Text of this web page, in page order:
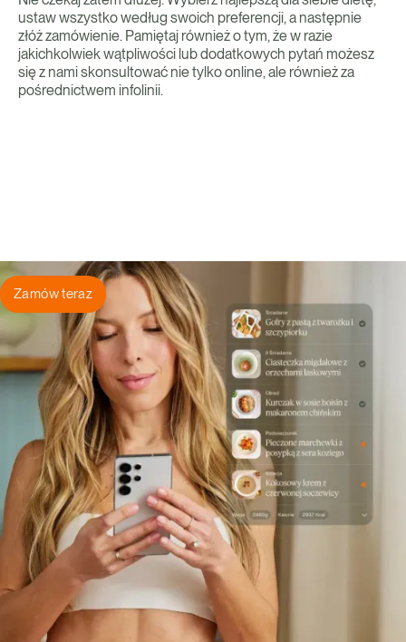
ustaw wszystko według swoich preferencji, a następnie
złóż zamówienie. Pamiętaj również o tym, że w razie
jakichkolwiek wątpliwości lub dodatkowych pytań możesz
się z nami skonsultować nie tylko online, ale również za
pośrednictwem infolinii.
Zamów teraz